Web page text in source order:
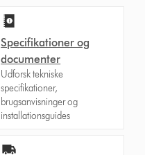
Specifikationer og
documenter
Udforsk tekniske
specifikationer,
brugsanvisninger og
installationsguides